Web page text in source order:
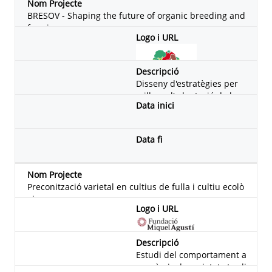
at la productivitat agrària.
BRESOV - Shaping the future of organic breeding and
farming
Disseny d'estratègies per
millorar l'adaptació de les
varietats cultivades a les c
Preconització varietal en cultius de fulla i cultiu ecolò
gic
Estudi del comportament a
gronòmic de varietats tradi